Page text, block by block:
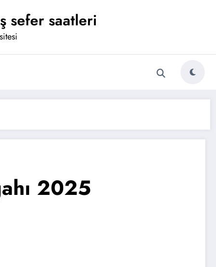
sefer saatleri
2025